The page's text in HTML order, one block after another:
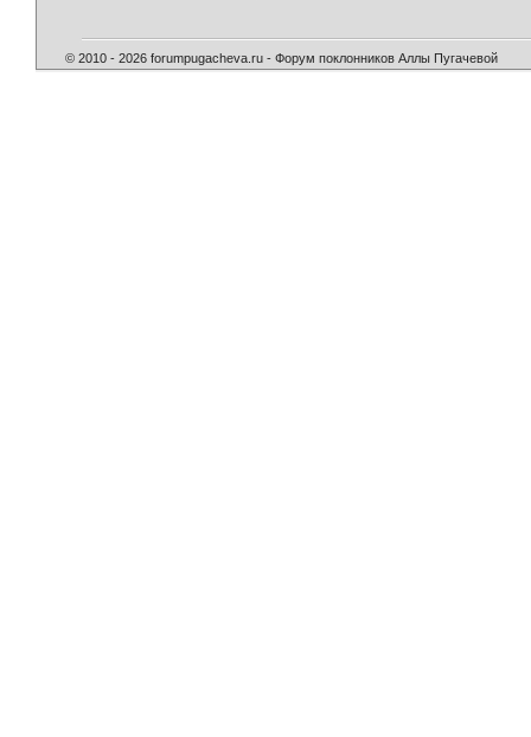
© 2010 - 2026 forumpugacheva.ru - Форум поклонников Аллы Пугачевой